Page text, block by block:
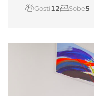
Gosti 12 Sobe5